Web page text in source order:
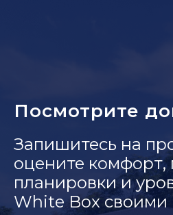
Посмотрите
Запишитесь на
оцените
планировки и
White Box своими